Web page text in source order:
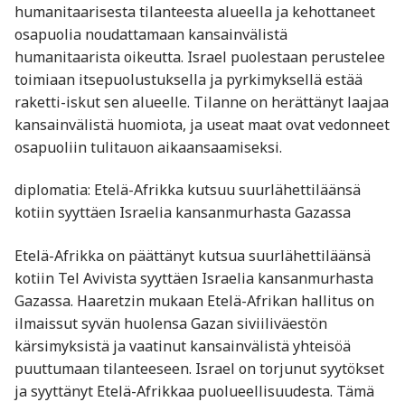
humanitaarisesta tilanteesta alueella ja kehottaneet
osapuolia noudattamaan kansainvälistä
humanitaarista oikeutta. Israel puolestaan perustelee
toimiaan itsepuolustuksella ja pyrkimyksellä estää
raketti-iskut sen alueelle. Tilanne on herättänyt laajaa
kansainvälistä huomiota, ja useat maat ovat vedonneet
osapuoliin tulitauon aikaansaamiseksi.
diplomatia: Etelä-Afrikka kutsuu suurlähettiläänsä
kotiin syyttäen Israelia kansanmurhasta Gazassa
Etelä-Afrikka on päättänyt kutsua suurlähettiläänsä
kotiin Tel Avivista syyttäen Israelia kansanmurhasta
Gazassa. Haaretzin mukaan Etelä-Afrikan hallitus on
ilmaissut syvän huolensa Gazan siviiliväestön
kärsimyksistä ja vaatinut kansainvälistä yhteisöä
puuttumaan tilanteeseen. Israel on torjunut syytökset
ja syyttänyt Etelä-Afrikkaa puolueellisuudesta. Tämä